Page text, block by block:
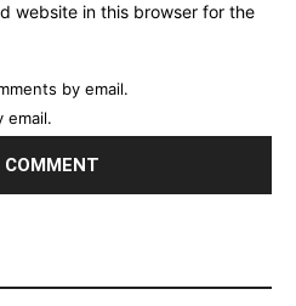
website in this browser for the
by email.
email.